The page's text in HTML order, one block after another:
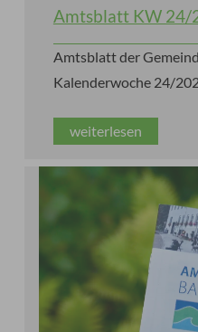
Amtsblatt KW 24/
Amtsblatt der
Kalenderwoche 24/
weiterlesen